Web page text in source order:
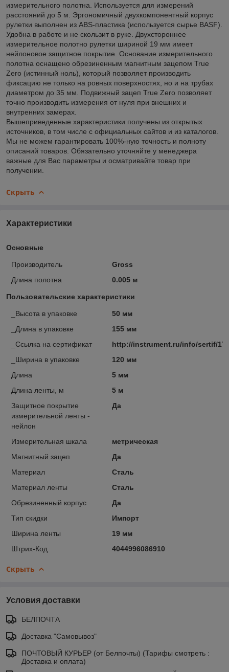
измерительного полотна. Используется для измерений
расстояний до 5 м. Эргономичный двухкомпонентный корпус
рулетки выполнен из ABS-пластика (используется сырье BASF).
Удобна в работе и не скользит в руке. Двухстороннее
измерительное полотно рулетки шириной 19 мм имеет
нейлоновое защитное покрытие. Основание измерительного
полотна оснащено обрезиненным магнитным зацепом True
Zero (истинный ноль), который позволяет производить
фиксацию не только на ровных поверхностях, но и на трубах
диаметром до 35 мм. Подвижный зацеп True Zero позволяет
точно производить измерения от нуля при внешних и
внутренних замерах.
Вышеприведенные характеристики получены из открытых
источников, в том числе с официальных сайтов и из каталогов.
Мы не можем гарантировать 100%-ную точность и полноту
описаний товаров. Обязательно уточняйте у менеджера
важные для Вас параметры и осматривайте товар при
получении.
Скрыть
Характеристики
Основные
Производитель
Gross
Длина полотна
0.005 м
Пользовательские характеристики
_Высота в упаковке
50 мм
_Длина в упаковке
155 мм
_Ссылка на сертификат
http://instrument.ru/info/sertif/
_Ширина в упаковке
120 мм
Длина
5 мм
Длина ленты, м
5 м
Защитное покрытие
измерительной ленты -
нейлон
Да
Измерительная шкала
метрическая
Магнитный зацеп
Да
Материал
Сталь
Материал ленты
Сталь
Обрезиненный корпус
Да
Тип скидки
Импорт
Ширина ленты
19 мм
Штрих-Код
4044996086910
Скрыть
Условия доставки
БЕЛПОЧТА
Доставка "Самовывоз"
ПОЧТОВЫЙ КУРЬЕР (от Белпочты) (Тарифы смотреть :
Доставка и оплата)